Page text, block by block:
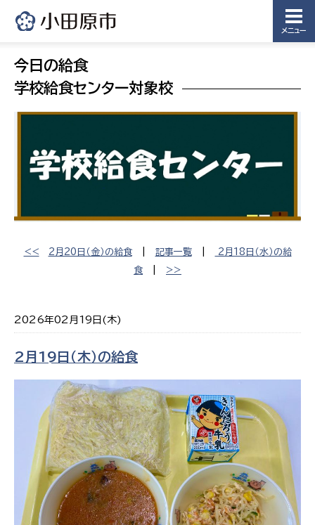
メニュー
今日の給食
学校給食センター対象校
<< 2月20日（金）の給食| 記事一覧|
2月18日（水）の給
食
>>
2026年02月19日(木)
2月19日（木）の給食